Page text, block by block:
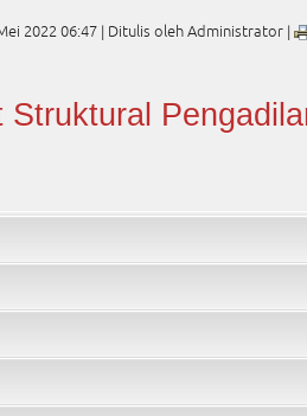
2022 06:47 | Ditulis oleh Administrator |
Struktural